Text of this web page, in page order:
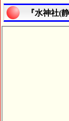
『水神社(